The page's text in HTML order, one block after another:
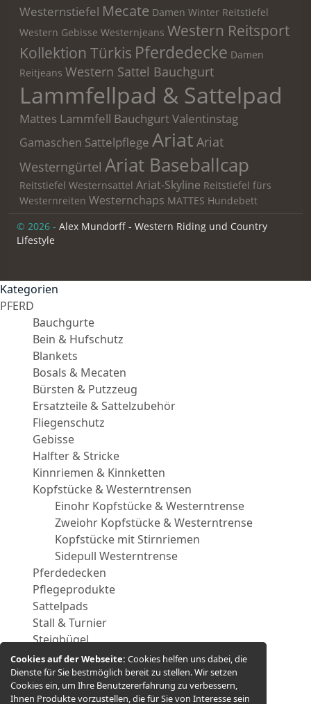
Cookies auf der Webseite:Cookies helfen uns dabei, die
Dienste für Sie bestmöglich bereit zu stellen. Wir setzen
Cookies ein, um Ihre Benutzererfahrung zu verbessern,
Ihnen Produkte vorzustellen, die für Sie von Interesse sein
Westernstiefel Mecate Damen Winter Reitstiefel
Western Gebisse Westernjeans Western Reitsport
Kollektion Türkis Pferdedecke Damen
Reitjeans Western Sattel Bauchgurt
Lammfellpad & Sattelpad
Mattes Lammfell BauchgurtValentinstag
Gamaschen Sattelpflege Ariat Ariat
Westerngürtel Ariat Baseballcap
Reitstiefel Westernsattel Ariat-Skyline Reitstiefel fürs
Westernreiten Westernchaps MATTES Hundebett
© 2026 - Alex Mundorff - Western Riding und Country
Lifestyle
Kategorien
PFERD
Bauchgurte
Bein & Hufschutz
Blankets
Bosals & Mecaten
Bürsten & Putzzeug
Ersatzteile & Sattelzubehör
Fliegenschutz
Gebisse
Halfter & Stricke
Kinnriemen & Kinnketten
Kopfstücke & Westerntrensen
Einohr Kopfstücke & Westerntrense
Zweiohr Kopfstücke & Westerntrense
Kopfstücke mit Stirnriemen
Sidepull Westerntrense
Pferdedecken
Pflegeprodukte
Sattelpads
Stall & Turnier
Steigbügel
Trainingshilfen
Vorderzeuge
Zügel